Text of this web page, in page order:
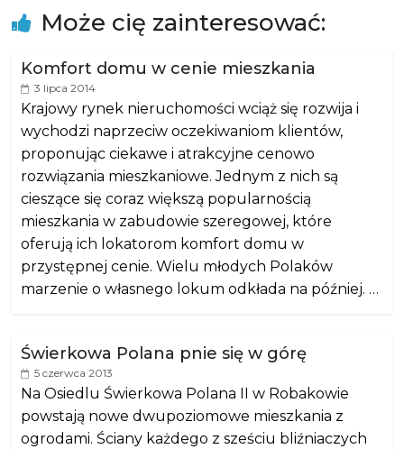
Może cię zainteresować:
Komfort domu w cenie mieszkania
3 lipca 2014
Krajowy rynek nieruchomości wciąż się rozwija i
wychodzi naprzeciw oczekiwaniom klientów,
proponując ciekawe i atrakcyjne cenowo
rozwiązania mieszkaniowe. Jednym z nich są
cieszące się coraz większą popularnością
mieszkania w zabudowie szeregowej, które
oferują ich lokatorom komfort domu w
przystępnej cenie. Wielu młodych Polaków
marzenie o własnego lokum odkłada na później. …
Świerkowa Polana pnie się w górę
5 czerwca 2013
Na Osiedlu Świerkowa Polana II w Robakowie
powstają nowe dwupoziomowe mieszkania z
ogrodami. Ściany każdego z sześciu bliźniaczych